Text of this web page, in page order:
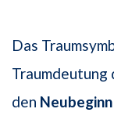
Das
Traumdeutung
den Neubeginn